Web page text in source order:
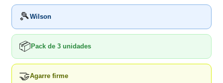
🎾Wilson
📦Pack de 3 unidades
🤝Agarre firme